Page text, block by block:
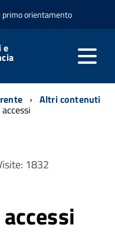
primo orientamento
e
Altri contenuti
1832